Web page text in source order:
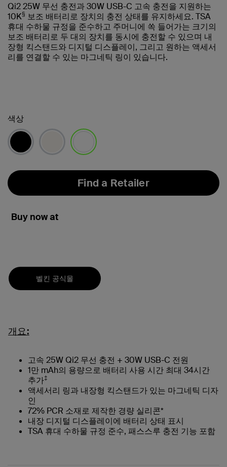
Qi2 25W 무선 충전과 30W USB-C 고속 충전을 지원하는
10K§ 보조 배터리로 장치의 충전 상태를 유지하세요. TSA
휴대 수하물 규정을 준수하고 주머니에 쏙 들어가는 크기의
보조 배터리로 두 대의 장치를 동시에 충전할 수 있으며 내
장형 킥스탠드와 디지털 디스플레이, 그리고 원하는 액세서
리를 연결할 수 있는 마그네틱 링이 있습니다.
색상
Find a Retailer
Buy now at
벨킨 공식몰
개요:
고속 25W Qi2 무선 충전 + 30W USB-C 전원
1만 mAh의 용량으로 배터리 사용 시간 최대 34시간
추가‡
액세서리 링과 내장형 킥스탠드가 있는 마그네틱 디자
인
72% PCR 소재로 제작한 경량 실리콘*
내장 디지털 디스플레이에 배터리 상태 표시
TSA 휴대 수하물 규정 준수, 패스스루 충전 기능 포함